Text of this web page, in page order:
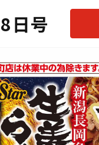
日号